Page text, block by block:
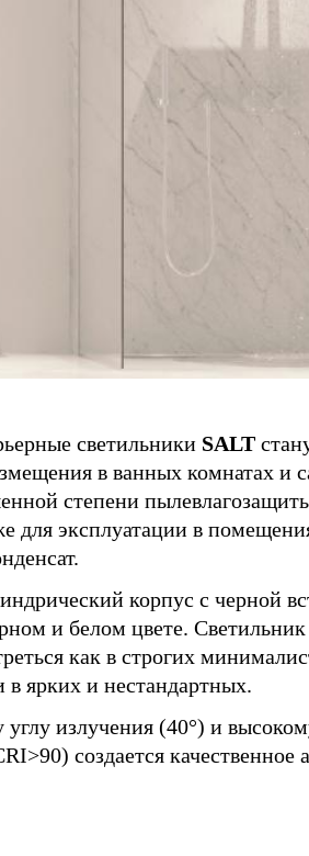
светильники SALT
в ванных комнатах и
степени
для эксплуатации в
корпус с черной
и белом цвете. Светильник
как в строгих
в ярких и нестандартных.
углу излучения (40°) и
создается качественное